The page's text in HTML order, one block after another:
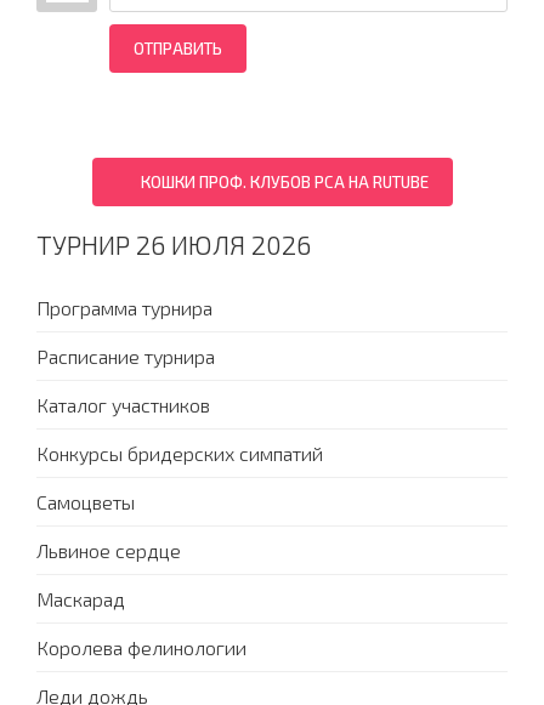
ОТПРАВИТЬ
КОШКИ ПРОФ. КЛУБОВ PCA НА RUTUBE
ТУРНИР 26 ИЮЛЯ 2026
Программа турнира
Расписание турнира
Каталог участников
Конкурсы бридерских симпатий
Самоцветы
Львиное сердце
Маскарад
Королева фелинологии
Леди дождь